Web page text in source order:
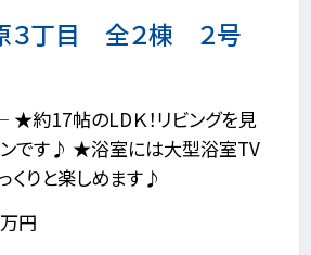
３丁目 全２棟 ２号
約17帖のLDＫ！リビングを見
ンです♪ ★浴室には大型浴室TV
くりと楽しめます♪
万円